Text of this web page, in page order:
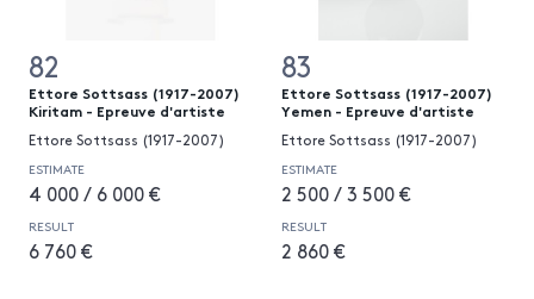
82
Ettore Sottsass (1917-2007)
Kiritam - Epreuve d'artiste
Ettore Sottsass (1917-2007)
ESTIMATE
4 000 / 6 000 €
RESULT
6 760 €
83
Ettore Sottsass (1917-2007)
Yemen - Epreuve d'artiste
Ettore Sottsass (1917-2007)
ESTIMATE
2 500 / 3 500 €
RESULT
2 860 €